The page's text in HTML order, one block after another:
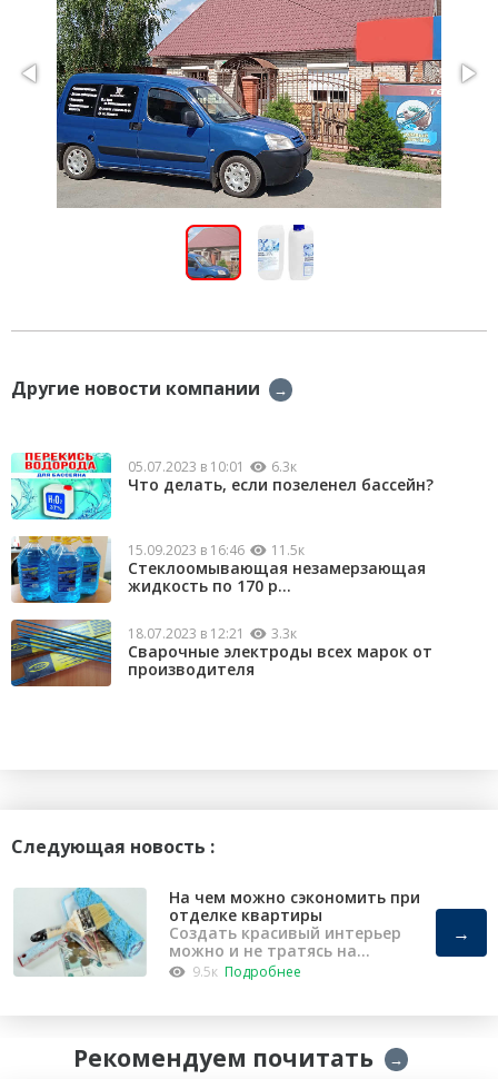
Другие новости компании →
05.07.2023 в 10:01 6.3к
Что делать, если позеленел бассейн?
15.09.2023 в 16:46 11.5к
Стеклоомывающая незамерзающая
жидкость по 170 р...
18.07.2023 в 12:21 3.3к
Сварочные электроды всех марок от
производителя
Следующая новость :
На чем можно сэкономить при
отделке квартиры
Создать красивый интерьер
можно и не тратясь на
капремонт
9.5к Подробнее
→
Рекомендуем почитать →